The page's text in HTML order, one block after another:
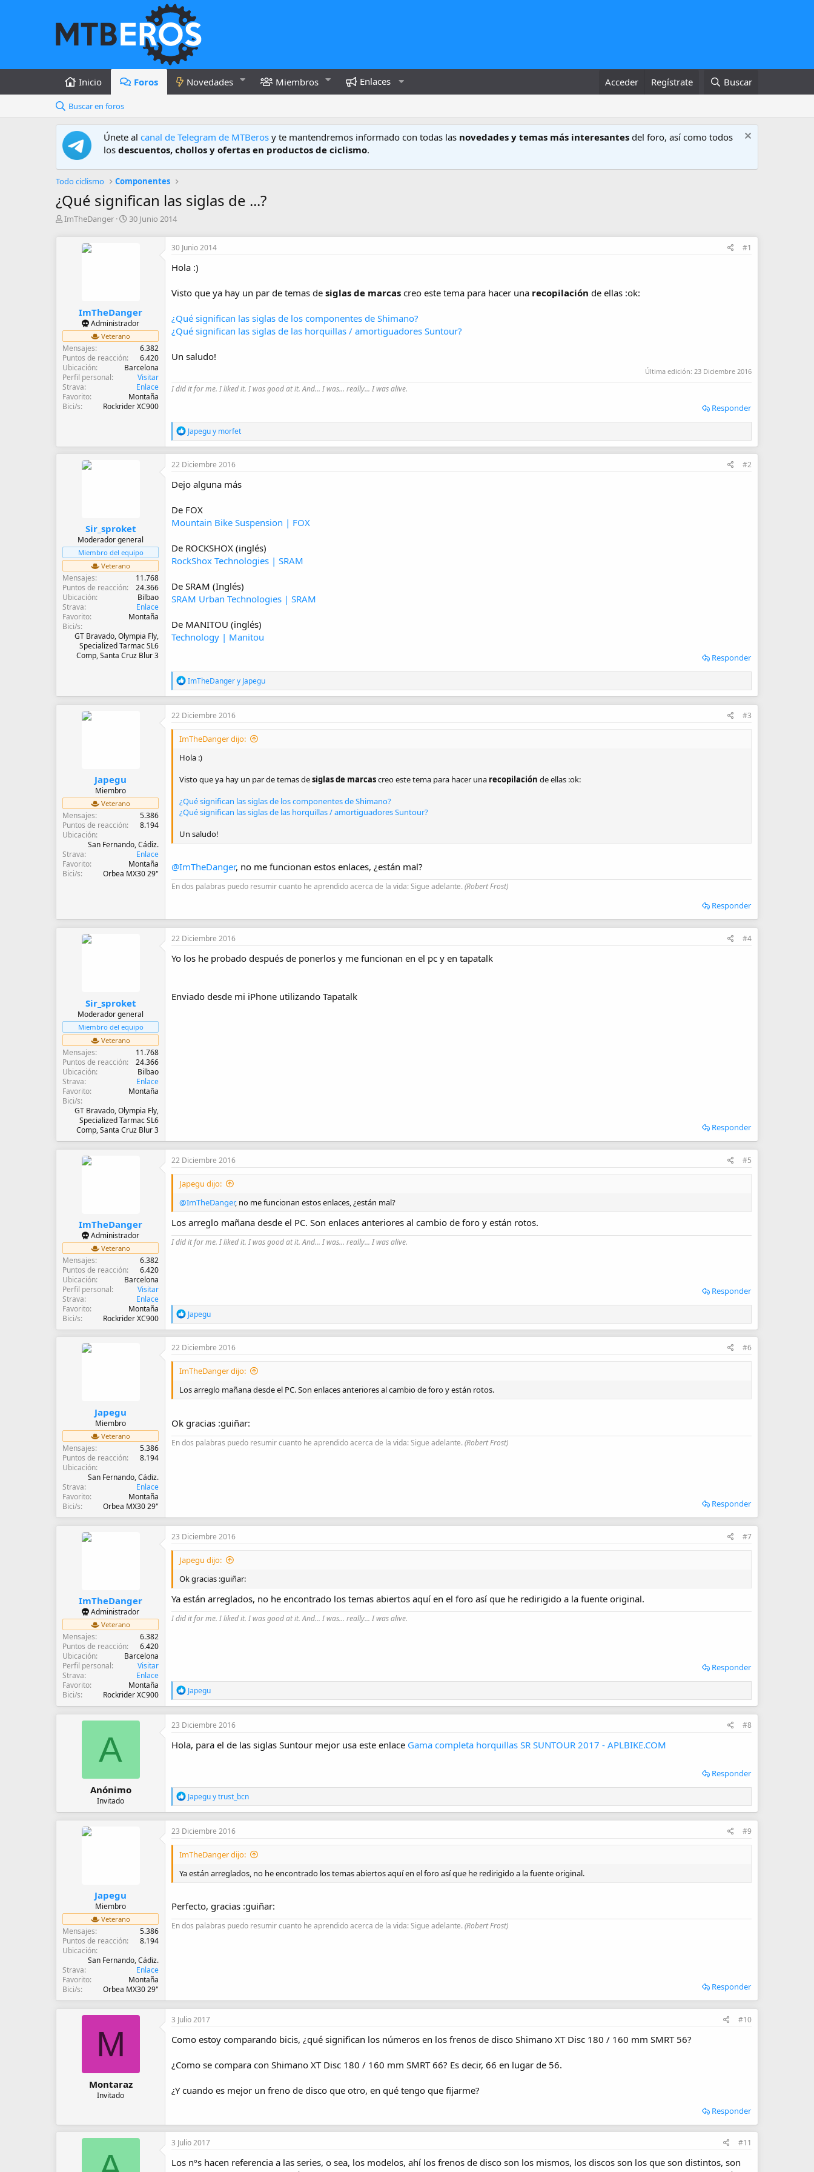
Inicio Foros Novedades Miembros Enlaces Acceder Regístrate Buscar
Buscar en foros
Únete al canal de Telegram de MTBeros y te mantendremos informado con todas las novedades y temas más interesantes del foro, así como todos
los descuentos, chollos y ofertas en productos de ciclismo.
Todo ciclismo Componentes
¿Qué significan las siglas de ...?
A
ImTheDanger
F
i
c
i
30 Junio 2014
ImTheDanger
Administrador
Veterano
Mensajes
6.382
Puntos de reacción
6.420
Ubicación
Barcelona
Perfil personal
Visitar
Strava
Enlace
Favorito
Montaña
Bici/s
Rockrider XC900
30 Junio 2014 #1
Hola :)
Visto que ya hay un par de temas de siglas de marcas creo este tema para hacer una recopilación de ellas :ok:
¿Qué significan las siglas de los componentes de Shimano?
¿Qué significan las siglas de las horquillas / amortiguadores Suntour?
Un saludo!
Última edición: 23 Diciembre 2016
I did it for me. I liked it. I was good at it. And... I was... really... I was alive.
Responder
R
e
a
c
c
o
e
:
Japeguy morfet
Sir_sproket
Moderador general
Miembro del equipo
Veterano
Mensajes
11.768
Puntos de reacción
24.366
Ubicación
Bilbao
Strava
Enlace
Favorito
Montaña
Bici/s
GT Bravado, Olympia Fly,
Specialized Tarmac SL6
Comp, Santa Cruz Blur 3
22 Diciembre 2016 #2
Dejo alguna más
De FOX
Mountain Bike Suspension | FOX
De ROCKSHOX (inglés)
RockShox Technologies | SRAM
De SRAM (Inglés)
SRAM Urban Technologies | SRAM
De MANITOU (inglés)
Technology | Manitou
Responder
R
e
a
c
o
e
:
ImTheDangery Japegu
Japegu
Miembro
Veterano
Mensajes
5.386
Puntos de reacción
8.194
Ubicación
San Fernando, Cádiz.
Strava
Enlace
Favorito
Montaña
Bici/s
Orbea MX30 29"
22 Diciembre 2016 #3
ImTheDanger dijo:
Hola :)
Visto que ya hay un par de temas desiglas de marcascreo este tema para hacer una recopilación de ellas :ok:
¿Qué significan las siglas de los componentes de Shimano?
¿Qué significan las siglas de las horquillas / amortiguadores Suntour?
Un saludo!
@ImTheDanger, no me funcionan estos enlaces, ¿están mal?
En dos palabras puedo resumir cuanto he aprendido acerca de la vida: Sigue adelante.(Robert Frost)
Responder
Sir_sproket
Moderador general
Miembro del equipo
Veterano
Mensajes
11.768
Puntos de reacción
24.366
Ubicación
Bilbao
Strava
Enlace
Favorito
Montaña
Bici/s
GT Bravado, Olympia Fly,
Specialized Tarmac SL6
Comp, Santa Cruz Blur 3
22 Diciembre 2016 #4
Yo los he probado después de ponerlos y me funcionan en el pc y en tapatalk
Enviado desde mi iPhone utilizando Tapatalk
Responder
ImTheDanger
Administrador
Veterano
Mensajes
6.382
Puntos de reacción
6.420
Ubicación
Barcelona
Perfil personal
Visitar
Strava
Enlace
Favorito
Montaña
Bici/s
Rockrider XC900
22 Diciembre 2016 #5
Japegu dijo:
@ImTheDanger, no me funcionan estos enlaces, ¿están mal?
Los arreglo mañana desde el PC. Son enlaces anteriores al cambio de foro y están rotos.
I did it for me. I liked it. I was good at it. And... I was... really... I was alive.
Responder
R
e
a
c
c
o
e
Japegu
Japegu
Miembro
Veterano
Mensajes
5.386
Puntos de reacción
8.194
Ubicación
San Fernando, Cádiz.
Strava
Enlace
Favorito
Montaña
Bici/s
Orbea MX30 29"
22 Diciembre 2016 #6
ImTheDanger dijo:
Los arreglo mañana desde el PC. Son enlaces anteriores al cambio de foro y están rotos.
Ok gracias :guiñar:
En dos palabras puedo resumir cuanto he aprendido acerca de la vida: Sigue adelante.(Robert Frost)
Responder
ImTheDanger
Administrador
Veterano
Mensajes
6.382
Puntos de reacción
6.420
Ubicación
Barcelona
Perfil personal
Visitar
Strava
Enlace
Favorito
Montaña
Bici/s
Rockrider XC900
23 Diciembre 2016 #7
Japegu dijo:
Ok gracias :guiñar:
Ya están arreglados, no he encontrado los temas abiertos aquí en el foro así que he redirigido a la fuente original.
I did it for me. I liked it. I was good at it. And... I was... really... I was alive.
Responder
R
e
a
c
o
:
Japegu
A
Anónimo
Invitado
23 Diciembre 2016 #8
Hola, para el de las siglas Suntour mejor usa este enlace Gama completa horquillas SR SUNTOUR 2017 - APLBIKE.COM
Responder
R
e
a
c
o
e
Japeguytrust_bcn
Japegu
Miembro
Veterano
Mensajes
5.386
Puntos de reacción
8.194
Ubicación
San Fernando, Cádiz.
Strava
Enlace
Favorito
Montaña
Bici/s
Orbea MX30 29"
23 Diciembre 2016 #9
ImTheDanger dijo:
Ya están arreglados, no he encontrado los temas abiertos aquí en el foro así que he redirigido a la fuente original.
Perfecto, gracias :guiñar:
En dos palabras puedo resumir cuanto he aprendido acerca de la vida: Sigue adelante.(Robert Frost)
Responder
M
Montaraz
Invitado
3 Julio 2017 #10
Como estoy comparando bicis, ¿qué significan los números en los frenos de disco Shimano XT Disc 180 / 160 mm SMRT 56?
¿Como se compara con Shimano XT Disc 180 / 160 mm SMRT 66? Es decir, 66 en lugar de 56.
¿Y cuando es mejor un freno de disco que otro, en qué tengo que fijarme?
Responder
3 Julio 2017 #11
Los nºs hacen referencia a las series, o sea, los modelos, ahí los frenos de disco son los mismos, los discos son los que son distintos, son